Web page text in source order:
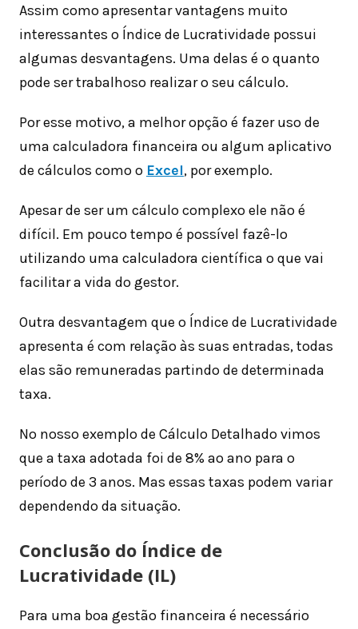
Assim como apresentar vantagens muito
interessantes o Índice de Lucratividade possui
algumas desvantagens. Uma delas é o quanto
pode ser trabalhoso realizar o seu cálculo.
Por esse motivo, a melhor opção é fazer uso de
uma calculadora financeira ou algum aplicativo
de cálculos como o Excel, por exemplo.
Apesar de ser um cálculo complexo ele não é
difícil. Em pouco tempo é possível fazê-lo
utilizando uma calculadora científica o que vai
facilitar a vida do gestor.
Outra desvantagem que o Índice de Lucratividade
apresenta é com relação às suas entradas, todas
elas são remuneradas partindo de determinada
taxa.
No nosso exemplo de Cálculo Detalhado vimos
que a taxa adotada foi de 8% ao ano para o
período de 3 anos. Mas essas taxas podem variar
dependendo da situação.
Conclusão do Índice de
Lucratividade (IL)
Para uma boa gestão financeira é necessário